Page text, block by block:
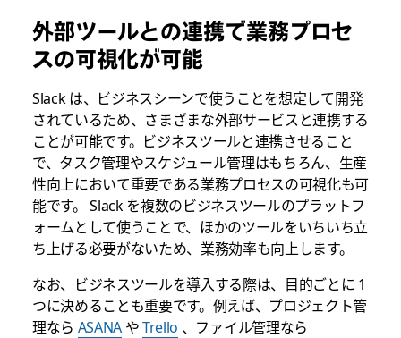
外部ツールとの連携で業務プロセ
スの可視化が可能
Slack は、ビジネスシーンで使うことを想定して開発
されているため、さまざまな外部サービスと連携する
ことが可能です。ビジネスツールと連携させること
で、タスク管理やスケジュール管理はもちろん、生産
性向上において重要である業務プロセスの可視化も可
能です。 Slack を複数のビジネスツールのプラットフ
ォームとして使うことで、ほかのツールをいちいち立
ち上げる必要がないため、業務効率も向上します。
なお、ビジネスツールを導入する際は、目的ごとに 1
つに決めることも重要です。例えば、プロジェクト管
理なら ASANA やTrello 、ファイル管理なら